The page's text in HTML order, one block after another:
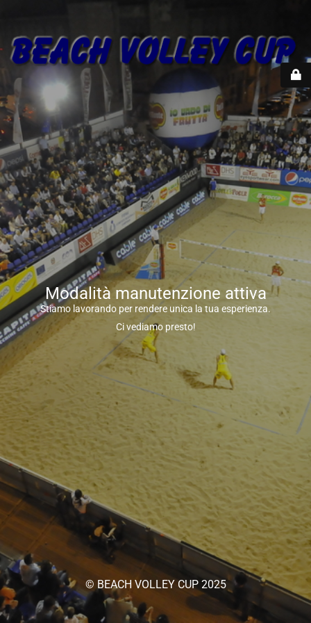
Modalità manutenzione attiva
Stiamo lavorando per rendere unica la tua esperienza.
Ci vediamo presto!
© BEACH VOLLEY CUP 2025